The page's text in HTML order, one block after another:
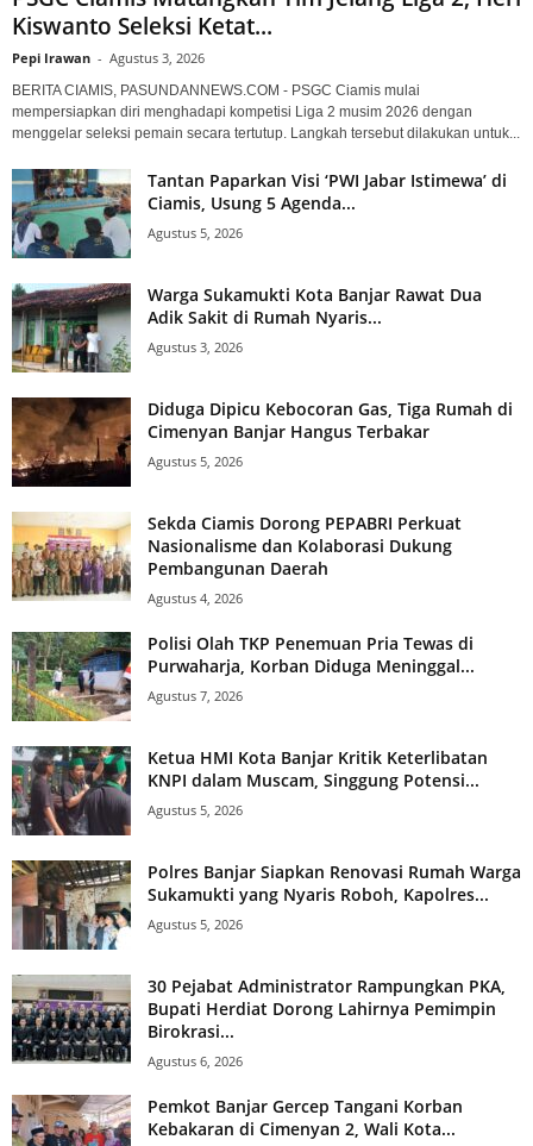
Kiswanto Seleksi Ketat...
Pepi Irawan - Agustus 3, 2026
BERITA CIAMIS, PASUNDANNEWS.COM - PSGC Ciamis mulai
mempersiapkan diri menghadapi kompetisi Liga 2 musim 2026 dengan
menggelar seleksi pemain secara tertutup. Langkah tersebut dilakukan untuk...
Tantan Paparkan Visi ‘PWI Jabar Istimewa’ di
Ciamis, Usung 5 Agenda...
Agustus 5, 2026
Warga Sukamukti Kota Banjar Rawat Dua
Adik Sakit di Rumah Nyaris...
Agustus 3, 2026
Diduga Dipicu Kebocoran Gas, Tiga Rumah di
Cimenyan Banjar Hangus Terbakar
Agustus 5, 2026
Sekda Ciamis Dorong PEPABRI Perkuat
Nasionalisme dan Kolaborasi Dukung
Pembangunan Daerah
Agustus 4, 2026
Polisi Olah TKP Penemuan Pria Tewas di
Purwaharja, Korban Diduga Meninggal...
Agustus 7, 2026
Ketua HMI Kota Banjar Kritik Keterlibatan
KNPI dalam Muscam, Singgung Potensi...
Agustus 5, 2026
Polres Banjar Siapkan Renovasi Rumah Warga
Sukamukti yang Nyaris Roboh, Kapolres...
Agustus 5, 2026
30 Pejabat Administrator Rampungkan PKA,
Bupati Herdiat Dorong Lahirnya Pemimpin
Birokrasi...
Agustus 6, 2026
Pemkot Banjar Gercep Tangani Korban
Kebakaran di Cimenyan 2, Wali Kota...